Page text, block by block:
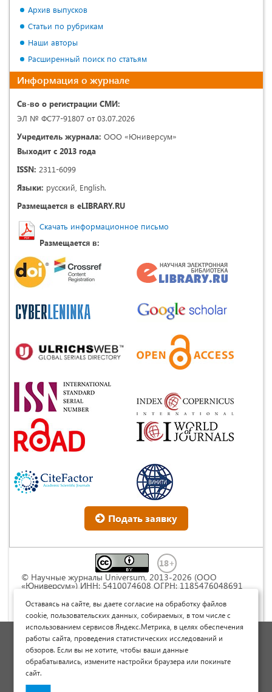
Архив выпусков
Статьи по рубрикам
Наши авторы
Расширенный поиск по статьям
Информация о журнале
Св-во о регистрации СМИ:
ЭЛ № ФС77-91807 от 03.07.2026
Учредитель журнала: ООО «Юниверсум»
Выходит с 2013 года
ISSN: 2311-6099
Языки: русский, English.
Размещается в eLIBRARY.RU
Скачать информационное письмо
Размещается в:
Подать заявку
© Научные журналы Universum, 2013-2026 (ООО
«Юниверсум») ИНН: 5410074608 ОГРН: 1185476048691
Commons « Attribution» («Атрибуция») 4.0
Непортированная
Политика обработки персональных данных
Договор оферты
Опубликовать научную статью
Оставаясь на сайте, вы даете согласие на обработку файлов
cookie, пользовательских данных, собираемых, в том числе с
использованием сервисов Яндекс.Метрика, в целях обеспечения
работы сайта, проведения статистических исследований и
обзоров. Если вы не хотите, чтобы ваши данные
обрабатывались, измените настройки браузера или покиньте
сайт.